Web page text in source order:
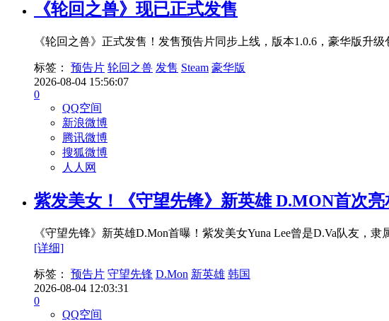
《轮回之兽》现已正式发售
《轮回之兽》正式发售！发售预告片同步上线，版本1.0.6，豪华版升
标签： 预告片 轮回之兽 发售 Steam 豪华版
2026-08-04 15:56:07
0
QQ空间
新浪微博
腾讯微博
搜狐微博
人人网
紫发美女！《守望先锋》新英雄 D.MON首次亮
《守望先锋》新英雄D.Mon首曝！紫发美女Yuna Lee曾是D.Va队友，
[详细]
标签： 预告片 守望先锋 D.Mon 新英雄 韩国
2026-08-04 12:03:31
0
QQ空间